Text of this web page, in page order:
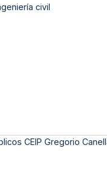
civil
CEIP Gregorio